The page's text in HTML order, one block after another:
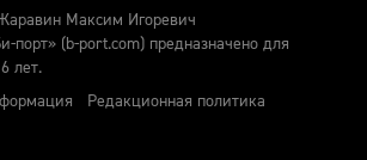
Максим Игоревич
порт» (b-port.com) предназначено для
лет.
Редакционная политика